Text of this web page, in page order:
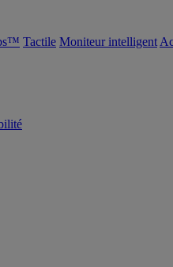
Tactile Moniteur intelligent